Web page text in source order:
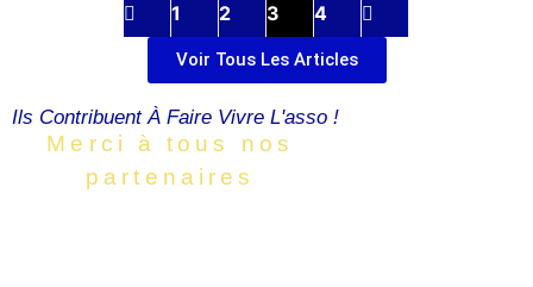
1 2 3 4
Voir Tous Les Articles
Ils Contribuent À Faire Vivre L'asso !
Merci à tous nos
partenaires